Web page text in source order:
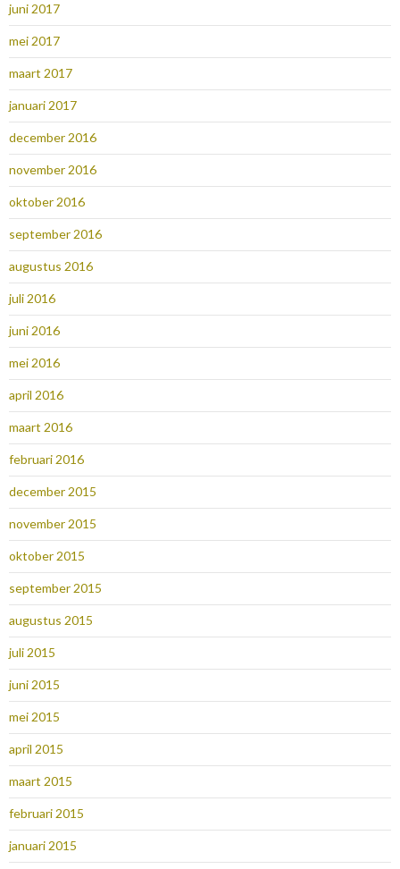
juni 2017
mei 2017
maart 2017
januari 2017
december 2016
november 2016
oktober 2016
september 2016
augustus 2016
juli 2016
juni 2016
mei 2016
april 2016
maart 2016
februari 2016
december 2015
november 2015
oktober 2015
september 2015
augustus 2015
juli 2015
juni 2015
mei 2015
april 2015
maart 2015
februari 2015
januari 2015